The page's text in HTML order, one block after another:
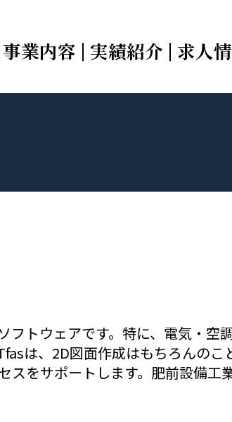
事業内容 実績紹介 求人
フトウェアです。特に、電気・空
は、2D図面作成はもちろんのこ
スをサポートします。肥前設備工